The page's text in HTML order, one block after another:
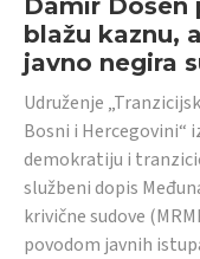
blažu kaznu,
javno negira
Udruženje
Bosni i Hercegovini“
demokratiju i
službeni dopis
krivične sudove
povodom javnih